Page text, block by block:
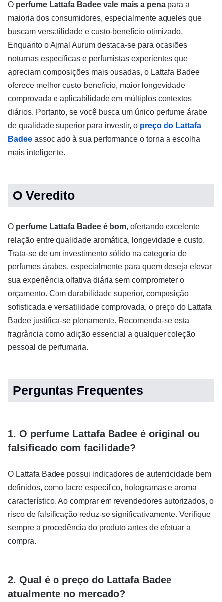
O perfume Lattafa Badee vale mais a pena para a
maioria dos consumidores, especialmente aqueles que
buscam versatilidade e custo-benefício otimizado.
Enquanto o Ajmal Aurum destaca-se para ocasiões
noturnas específicas e perfumistas experientes que
apreciam composições mais ousadas, o Lattafa Badee
oferece melhor custo-benefício, maior longevidade
comprovada e aplicabilidade em múltiplos contextos
diários. Portanto, se você busca um único perfume árabe
de qualidade superior para investir, o preço do Lattafa
Badee associado à sua performance o torna a escolha
mais inteligente.
O Veredito
O perfume Lattafa Badee é bom, ofertando excelente
relação entre qualidade aromática, longevidade e custo.
Trata-se de um investimento sólido na categoria de
perfumes árabes, especialmente para quem deseja elevar
sua experiência olfativa diária sem comprometer o
orçamento. Com durabilidade superior, composição
sofisticada e versatilidade comprovada, o preço do Lattafa
Badee justifica-se plenamente. Recomenda-se esta
fragrância como adição essencial a qualquer coleção
pessoal de perfumaria.
Perguntas Frequentes
1. O perfume Lattafa Badee é original ou
falsificado com facilidade?
O Lattafa Badee possui indicadores de autenticidade bem
definidos, como lacre específico, hologramas e aroma
característico. Ao comprar em revendedores autorizados, o
risco de falsificação reduz-se significativamente. Verifique
sempre a procedência do produto antes de efetuar a
compra.
2. Qual é o preço do Lattafa Badee
atualmente no mercado?